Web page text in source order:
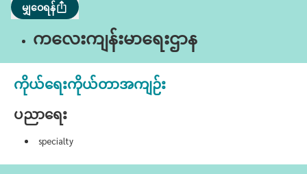
မျှဝေရန်
ကလေးကျန်းမာရေးဌာန
ကိုယ်ရေးကိုယ်တာအကျဉ်း
ပညာရေး
specialty